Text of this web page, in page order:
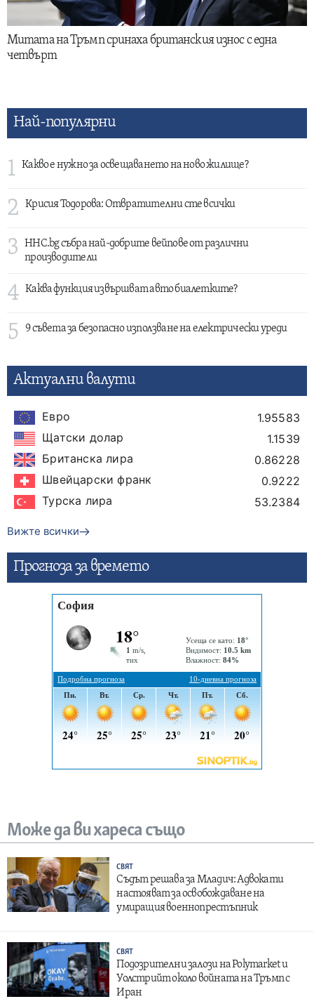
Митата на Тръмп сринаха британския износ с една
четвърт
Най-популярни
1 Какво е нужно за освещаването на ново жилище?
2 Крисия Тодорова: Отвратителни сте всички
3
HHC.bg събра най-добрите вейпове от различни
производители
4 Каква функция извършват авто биалетките?
5 9 съвета за безопасно използване на електрически уреди
Актуални валути
Евро
1.95583
Щатски долар
1.1539
Британска лира
0.86228
Швейцарски франк
0.9222
Турска лира
53.2384
Вижте всички
Прогнозa за времето
Може да ви хареса също
СВЯТ
Съдът решава за Младич: Адвокати
настояват за освобождаване на
умиращия военнопрестъпник
СВЯТ
Подозрителни залози на Polymarket и
Уолстрийт около войната на Тръмп с
Иран